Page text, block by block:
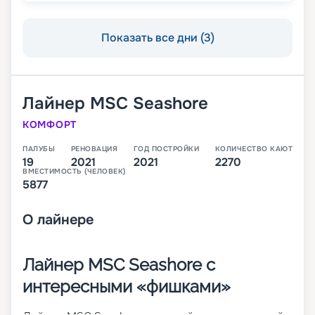
Показать все дни (3)
Лайнер MSC Seashore
КОМФОРТ
ПАЛУБЫ
19
РЕНОВАЦИЯ
2021
ГОД ПОСТРОЙКИ
2021
КОЛИЧЕСТВО КАЮТ
2270
ВМЕСТИМОСТЬ (ЧЕЛОВЕК)
5877
О лайнере
Лайнер MSC Seashore с
интересными «фишками»